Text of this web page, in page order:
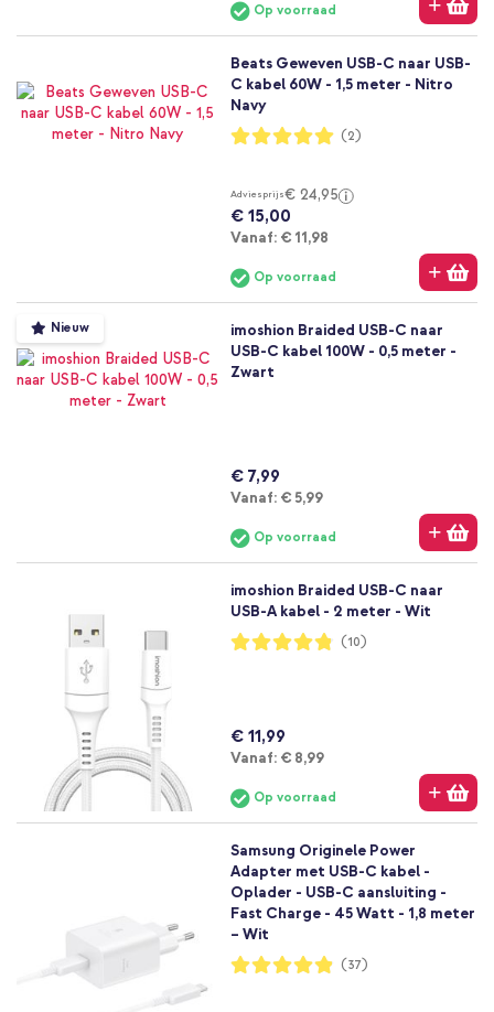
Op voorraad
Beats Geweven USB-C naar USB-
C kabel 60W - 1,5 meter - Nitro
Navy
Waardering:
100%
(2)
Adviesprijs€ 24,95
€ 15,00
Vanaf: Vanaf
€ 11,98
Op voorraad
Nieuw
imoshion Braided USB-C naar
USB-C kabel 100W - 0,5 meter -
Zwart
€ 7,99
Vanaf: Vanaf
€ 5,99
Op voorraad
imoshion Braided USB-C naar
USB-A kabel - 2 meter - Wit
Waardering:
96%
(10)
€ 11,99
Vanaf: Vanaf
€ 8,99
Op voorraad
Samsung Originele Power
Adapter met USB-C kabel -
Oplader - USB-C aansluiting -
Fast Charge - 45 Watt - 1,8 meter
– Wit
Waardering:
97%
(37)